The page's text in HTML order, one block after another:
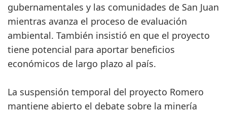
gubernamentales y las comunidades de San Juan
mientras avanza el proceso de evaluación
ambiental. También insistió en que el proyecto
tiene potencial para aportar beneficios
económicos de largo plazo al país.
La suspensión temporal del proyecto Romero
mantiene abierto el debate sobre la minería